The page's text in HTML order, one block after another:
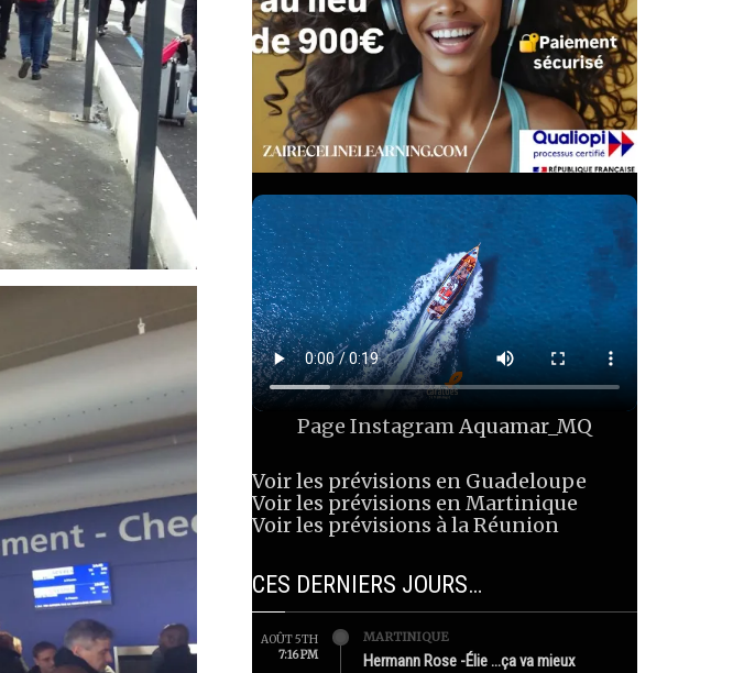
Page InstagramAquamar_MQ
Voir les prévisions en Guadeloupe
Voir les prévisions en Martinique
Voir les prévisions à la Réunion
CES DERNIERS JOURS…
AOÛT 5TH
7:16 PM
MARTINIQUE
Hermann Rose -Élie …ça va mieux